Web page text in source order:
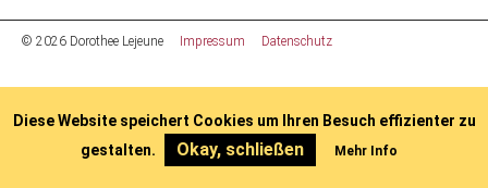
Diese Website speichert Cookies um Ihren Besuch effizienter zu
gestalten.
Okay, schließen Mehr Info
© 2026 Dorothee Lejeune Impressum Datenschutz